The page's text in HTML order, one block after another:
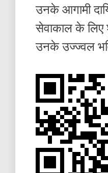
उनके आगामी
सेवाकाल के लिए
उनके उज्ज्वल